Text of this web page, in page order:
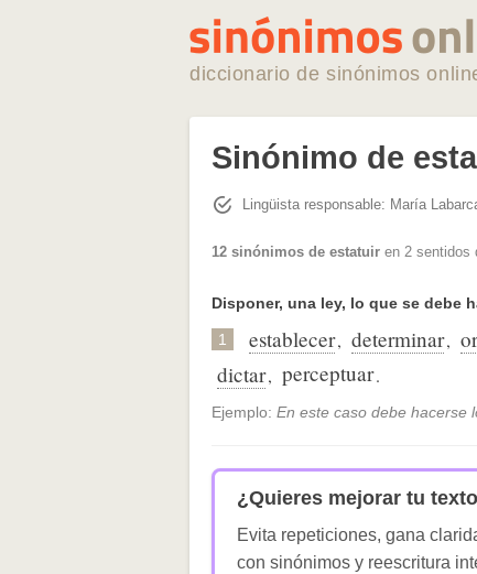
diccionario de sinónimos
Sinónimo de
Lingüista responsable: María
12 sinónimos de estatuir en 2 sentidos
Disponer, una ley, lo que se debe
1 establecer, determinar,
dictar, perceptuar.
Ejemplo: En este caso debe hacerse
¿Quieres mejorar tu
Evita repeticiones, gana
con sinónimos y reescritura